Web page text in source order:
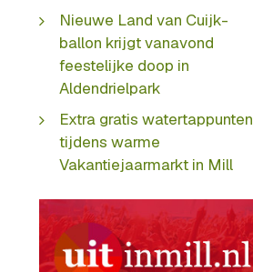
Nieuwe Land van Cuijk-
ballon krijgt vanavond
feestelijke doop in
Aldendrielpark
Extra gratis watertappunten
tijdens warme
Vakantiejaarmarkt in Mill